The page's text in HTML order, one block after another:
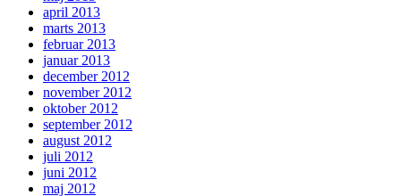
april 2013
marts 2013
februar 2013
januar 2013
december 2012
november 2012
oktober 2012
september 2012
august 2012
juli 2012
juni 2012
maj 2012